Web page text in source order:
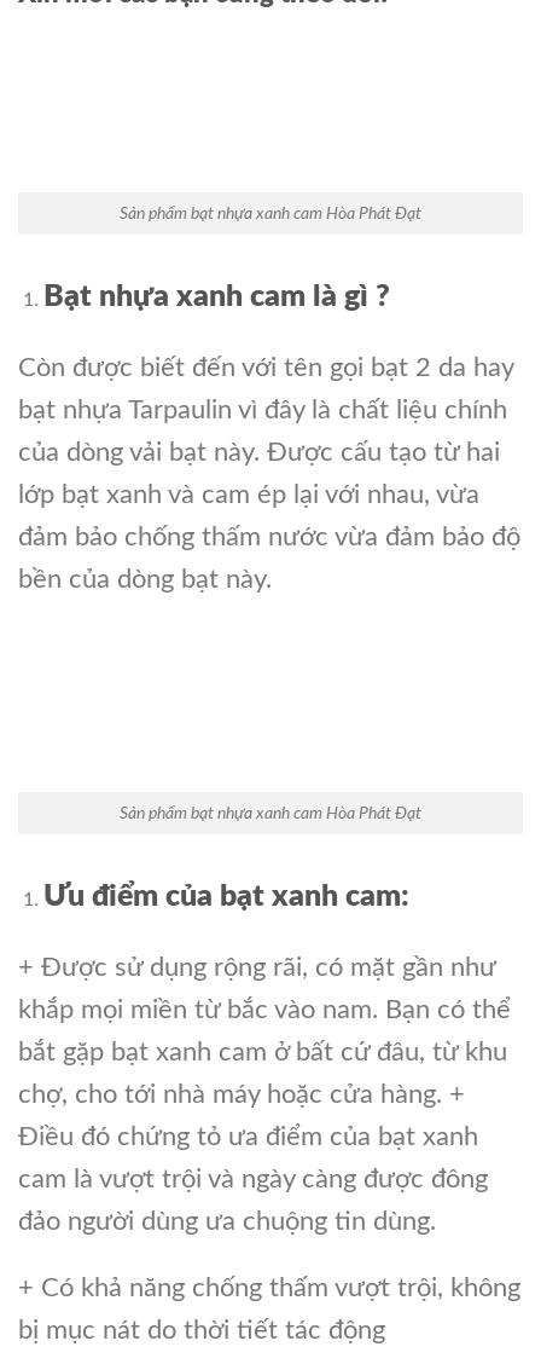
Sản phẩm bạt nhựa xanh cam Hòa Phát Đạt
Bạt nhựa xanh cam là gì ?
Còn được biết đến với tên gọi bạt 2 da hay
bạt nhựa Tarpaulin vì đây là chất liệu chính
của dòng vải bạt này. Được cấu tạo từ hai
lớp bạt xanh và cam ép lại với nhau, vừa
đảm bảo chống thấm nước vừa đảm bảo độ
bền của dòng bạt này.
Sản phẩm bạt nhựa xanh cam Hòa Phát Đạt
Ưu điểm của bạt xanh cam:
+ Được sử dụng rộng rãi, có mặt gần như
khắp mọi miền từ bắc vào nam. Bạn có thể
bắt gặp bạt xanh cam ở bất cứ đâu, từ khu
chợ, cho tới nhà máy hoặc cửa hàng. +
Điều đó chứng tỏ ưa điểm của bạt xanh
cam là vượt trội và ngày càng được đông
đảo người dùng ưa chuộng tin dùng.
+ Có khả năng chống thấm vượt trội, không
bị mục nát do thời tiết tác động